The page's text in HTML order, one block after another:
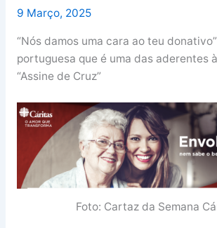
9 Março, 2025
“Nós damos uma cara ao teu
portuguesa que é uma das aderentes
“Assine de Cruz”
Foto: Cartaz da Semana